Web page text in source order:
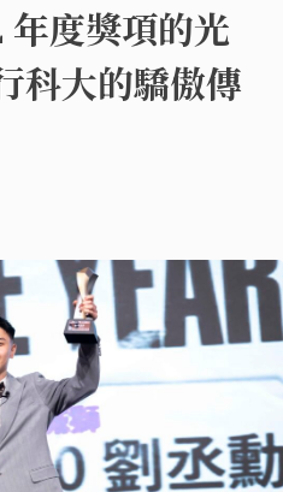
年度獎項的光
科大的驕傲傳